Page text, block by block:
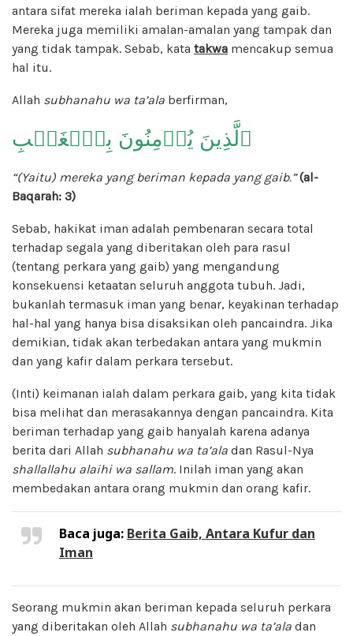
antara sifat mereka ialah beriman kepada yang gaib.
Mereka juga memiliki amalan-amalan yang tampak dan
yang tidak tampak. Sebab, kata takwa mencakup semua
hal itu.
Allah subhanahu wa ta’ala berfirman,
“(Yaitu) mereka yang beriman kepada yang gaib.”(al-
Baqarah: 3)
Sebab, hakikat iman adalah pembenaran secara total
terhadap segala yang diberitakan oleh para rasul
(tentang perkara yang gaib) yang mengandung
konsekuensi ketaatan seluruh anggota tubuh. Jadi,
bukanlah termasuk iman yang benar, keyakinan terhadap
hal-hal yang hanya bisa disaksikan oleh pancaindra. Jika
demikian, tidak akan terbedakan antara yang mukmin
dan yang kafir dalam perkara tersebut.
(Inti) keimanan ialah dalam perkara gaib, yang kita tidak
bisa melihat dan merasakannya dengan pancaindra. Kita
beriman terhadap yang gaib hanyalah karena adanya
berita dari Allah subhanahu wa ta’ala dan Rasul-Nya
shallallahu alaihi wa sallam. Inilah iman yang akan
membedakan antara orang mukmin dan orang kafir.
Baca juga: Berita Gaib, Antara Kufur dan
Iman
Seorang mukmin akan beriman kepada seluruh perkara
yang diberitakan oleh Allah subhanahu wa ta’ala dan